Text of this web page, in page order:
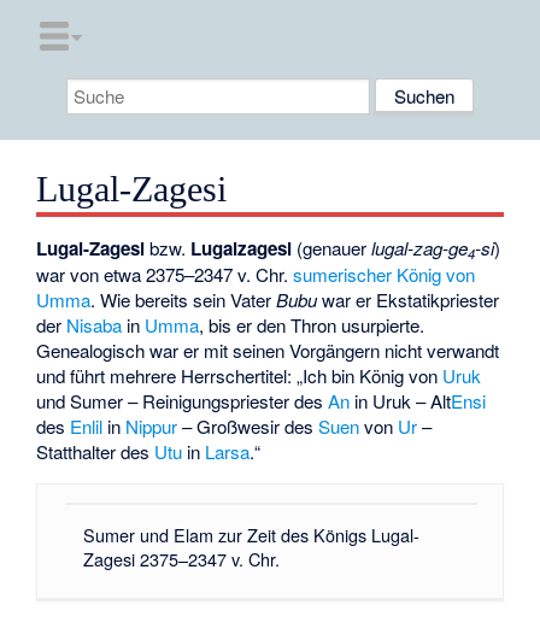
Lugal-Zagesi
Lugal-Zagesibzw. Lugalzagesi (genauerlugal-zag-ge4-si)
war von etwa 2375–2347 v. Chr.sumerischer König von
Umma. Wie bereits sein VaterBubuwar er Ekstatikpriester
der Nisaba in Umma, bis er den Thron usurpierte.
Genealogisch war er mit seinen Vorgängern nicht verwandt
und führt mehrere Herrschertitel: „Ich bin König von Uruk
und Sumer – Reinigungspriester desAn in Uruk – AltEnsi
des Enlil in Nippur– Großwesir desSuenvon Ur–
Statthalter des Utu in Larsa.“
Sumer und Elam zur Zeit des Königs Lugal-
Zagesi2375–2347 v. Chr.